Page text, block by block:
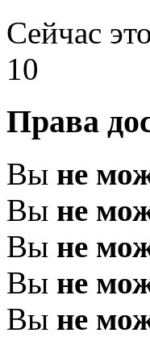
Сейчас
10
Права
Вы не
Вы не
Вы не
Вы не
Вы не